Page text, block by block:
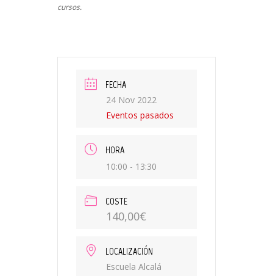
cursos.
FECHA
24 Nov 2022
Eventos pasados
HORA
10:00 - 13:30
COSTE
140,00€
LOCALIZACIÓN
Escuela Alcalá